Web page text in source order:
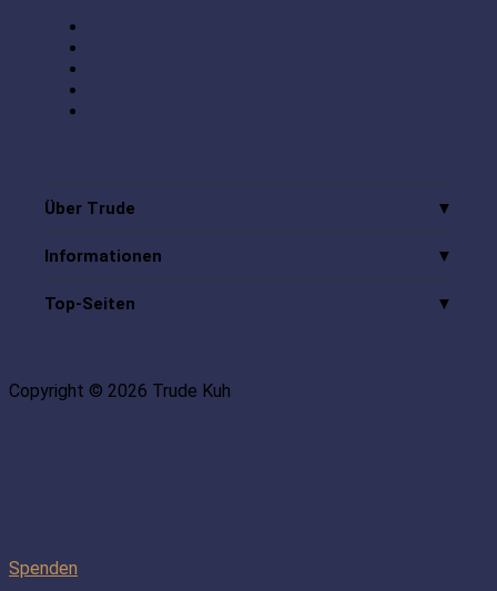
Über Trude
Informationen
Top-Seiten
Copyright © 2026 Trude Kuh
Spenden